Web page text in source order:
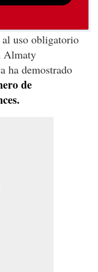
uso obligatorio
Almaty
ha demostrado
de